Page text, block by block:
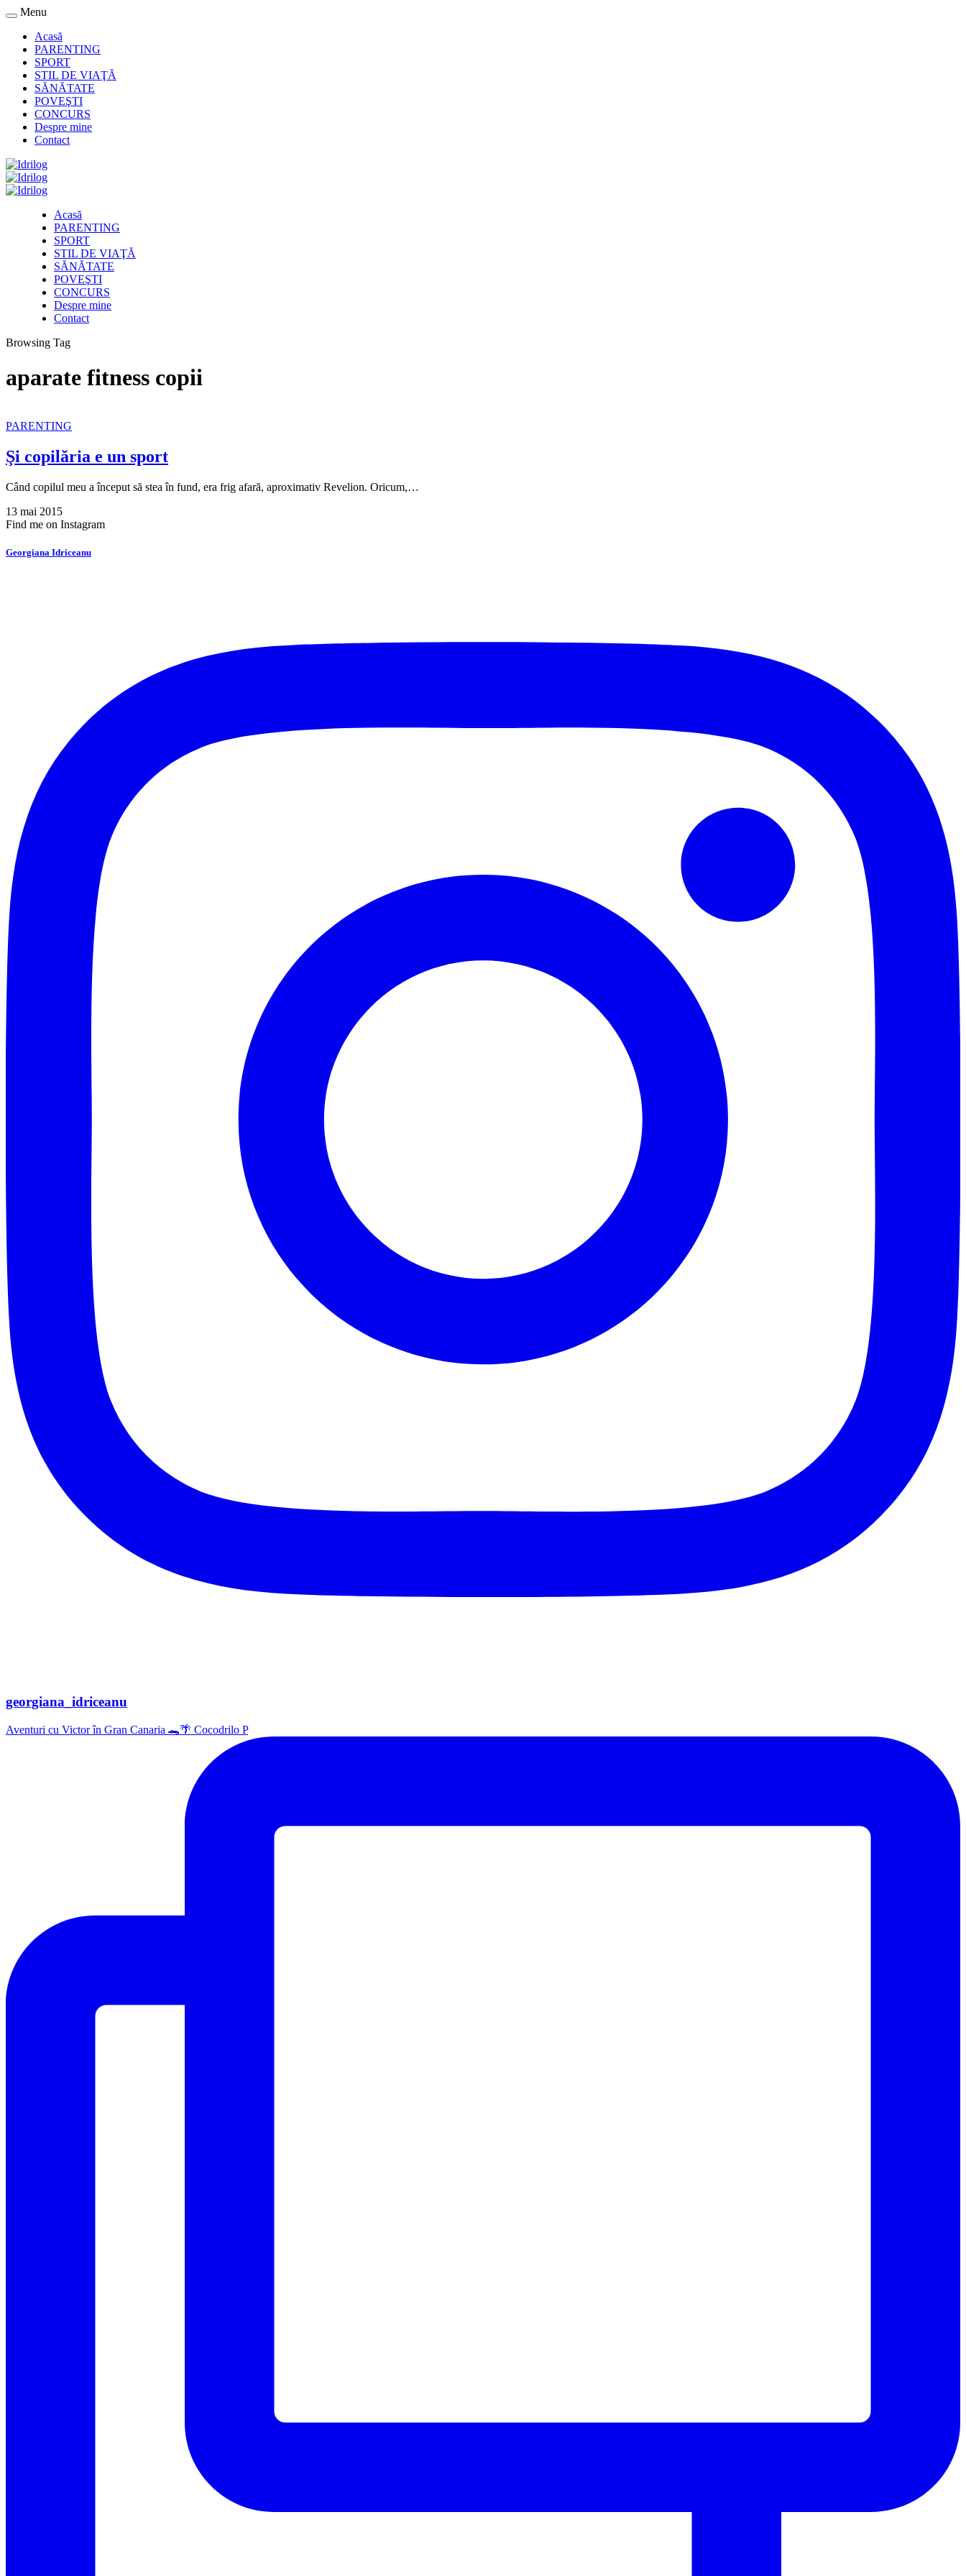
Menu
Acasă
PARENTING
SPORT
STIL DE VIAŢĂ
SĂNĂTATE
POVEŞTI
CONCURS
Despre mine
Contact
Acasă
PARENTING
SPORT
STIL DE VIAŢĂ
SĂNĂTATE
POVEŞTI
CONCURS
Despre mine
Contact
Browsing Tag
aparate fitness copii
PARENTING
Şi copilăria e un sport
Când copilul meu a început să stea în fund, era frig afară, aproximativ Revelion. Oricum,…
13 mai 2015
Find me on Instagram
Georgiana Idriceanu
georgiana_idriceanu
Aventuri cu Victor în Gran Canaria 🐊🌴 Cocodrilo P